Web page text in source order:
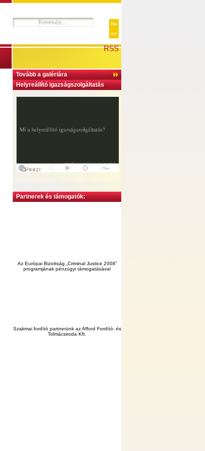
hu
en
RSS
Tovább a galériára
Helyreállító igazságszolgáltatás
Partnerek és támogatók:
Az Európai Bizottság „Criminal Justice 2008”
programjának pénzügyi támogatásával
Szakmai fordító partnerünk az Afford Fordító- és
Tolmácsiroda Kft.